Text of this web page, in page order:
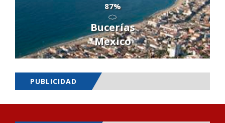
87%
Bucerías
Mexico
PUBLICIDAD